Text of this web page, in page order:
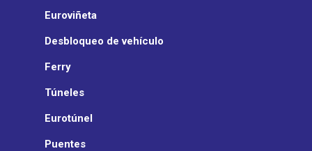
Euroviñeta
Desbloqueo de vehículo
Ferry
Túneles
Eurotúnel
Puentes